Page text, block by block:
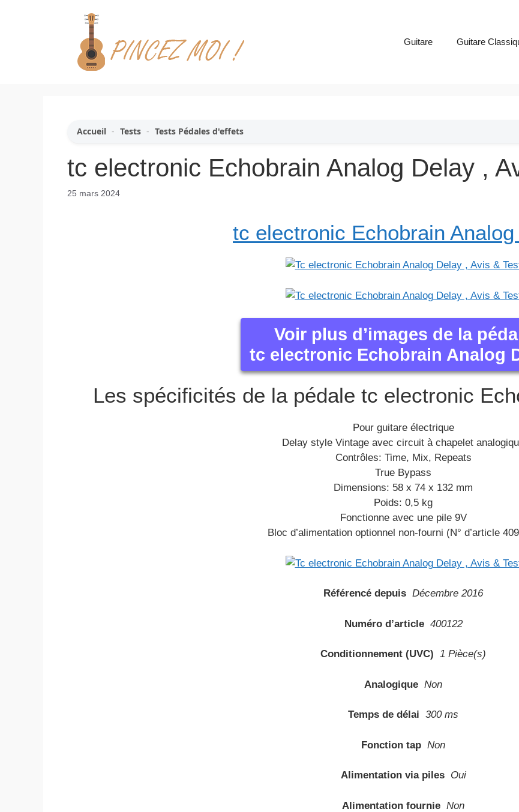
Guitare Guitare
Accueil - Tests - Tests Pédales d'effets
tc electronic Echobrain Analog Delay ,
25 mars 2024
tc electronic Echobrain
Voir plus d’images de la
tc electronic Echobrain Analog
Les spécificités de la pédale tc electronic
Pour guitare électrique
Delay style Vintage avec circuit à chapelet
Contrôles: Time, Mix, Repeats
True Bypass
Dimensions: 58 x 74 x 132 mm
Poids: 0,5 kg
Fonctionne avec une pile 9V
Bloc d’alimentation optionnel non-fourni (N° d’article
Référencé depuis Décembre 2016
Numéro d’article 400122
Conditionnement (UVC) 1 Pièce(s)
Analogique Non
Temps de délai 300 ms
Fonction tap Non
Alimentation via piles Oui
Alimentation fournie Non